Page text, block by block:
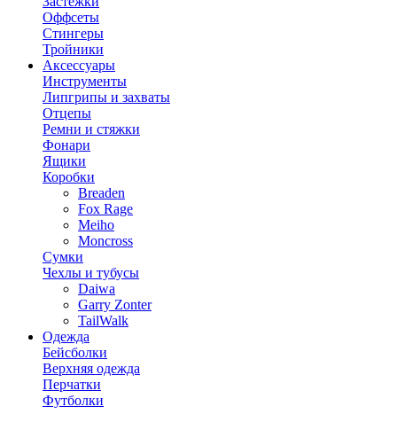
Оффсеты
Стингеры
Тройники
Аксессуары
Инструменты
Липгрипы и захваты
Отцепы
Ремни и стяжки
Фонари
Ящики
Коробки
Breaden
Fox Rage
Meiho
Moncross
Сумки
Чехлы и тубусы
Daiwa
Garry Zonter
TailWalk
Одежда
Бейсболки
Верхняя одежда
Перчатки
Футболки